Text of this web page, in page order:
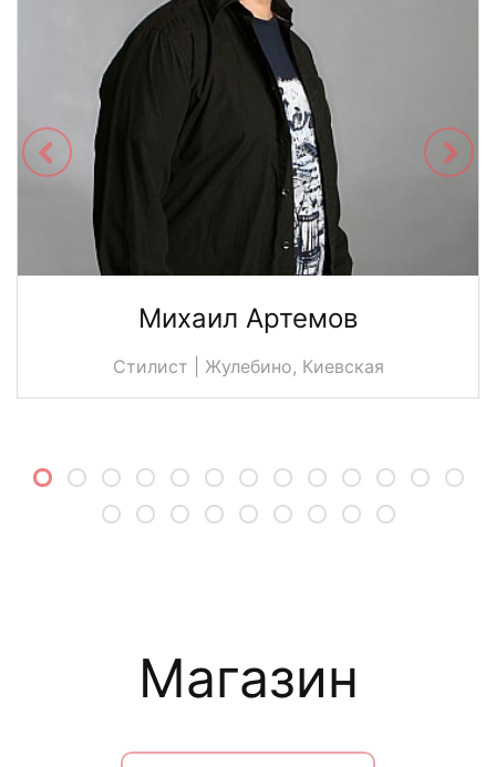
Михаил Артемов
Стилист | Жулебино, Киевская
Магазин